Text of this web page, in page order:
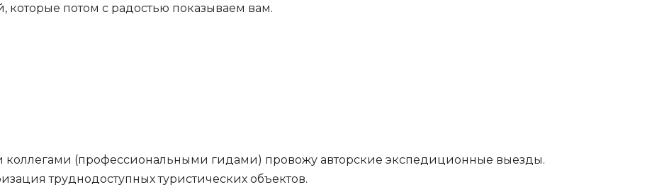
которые потом с радостью показываем вам.
(профессиональными гидами) провожу авторские экспедиционные выезды.
труднодоступных туристических объектов.